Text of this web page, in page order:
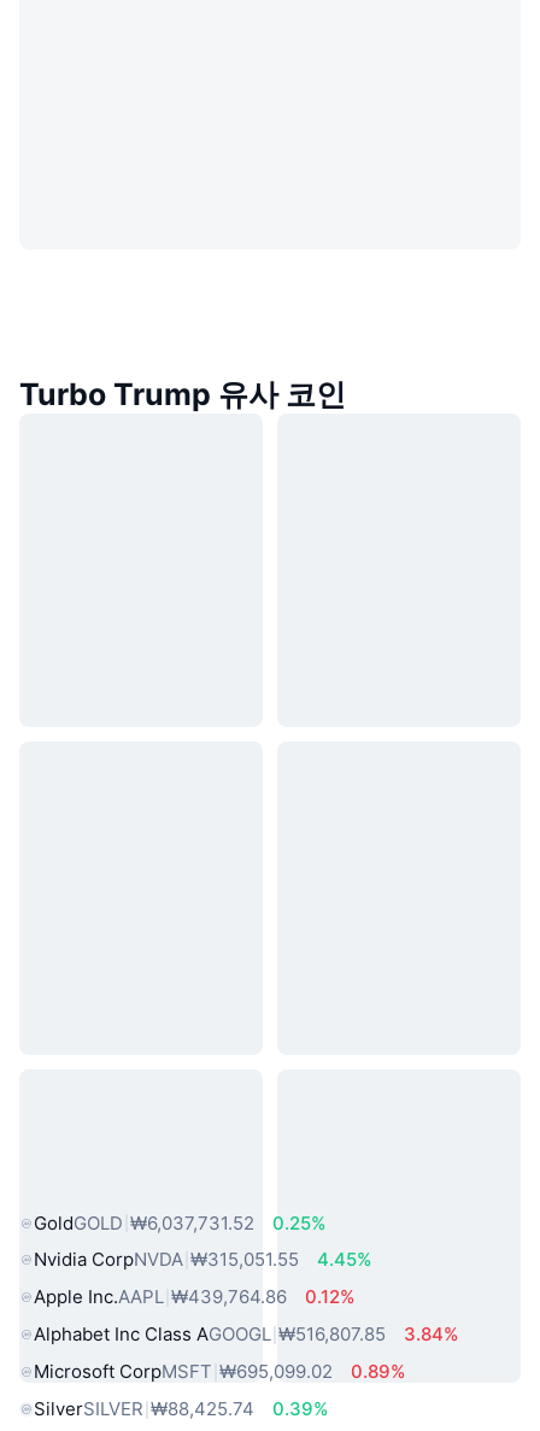
Turbo Trump 유사 코인
GoldGOLD ₩6,037,731.52
0.25%
Nvidia CorpNVDA ₩315,051.55
4.45%
Apple Inc.AAPL ₩439,764.86
0.12%
Alphabet Inc Class AGOOGL ₩516,807.85
3.84%
Microsoft CorpMSFT ₩695,099.02
0.89%
SilverSILVER ₩88,425.74 0.39%